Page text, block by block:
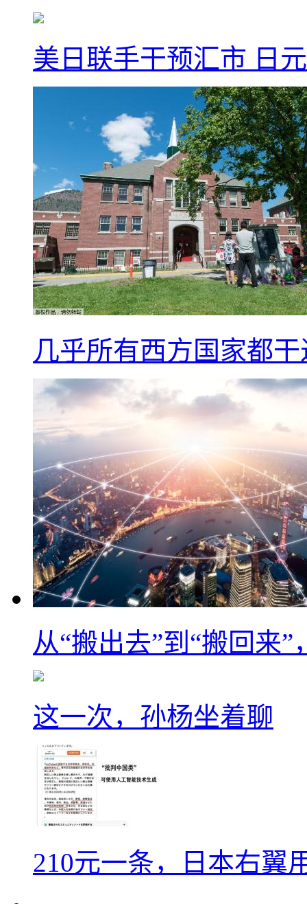
美日联手干预汇市 日
几乎所有西方国家都
从“搬出去”到“搬回来
这一次，孙杨坐着聊
210元一条，日本右翼